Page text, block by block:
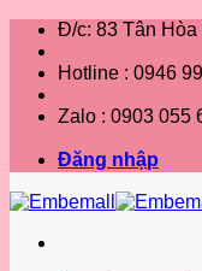
qua
dung
Đ/c: 83 Tân Hòa
Hotline : 0946
Zalo : 0903 055
Đăng nhập